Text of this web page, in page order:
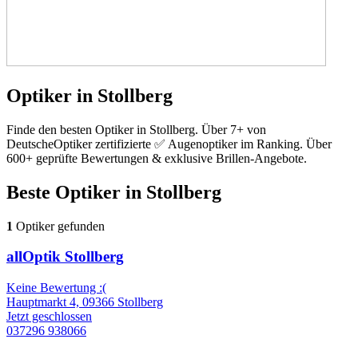
Optiker in Stollberg
Finde den besten Optiker in Stollberg. Über 7+ von
DeutscheOptiker zertifizierte ✅ Augenoptiker im Ranking. Über
600+ geprüfte Bewertungen & exklusive Brillen-Angebote.
Beste Optiker in Stollberg
1 Optiker gefunden
allOptik Stollberg
Keine Bewertung :(
Hauptmarkt 4, 09366 Stollberg
Jetzt geschlossen
037296 938066